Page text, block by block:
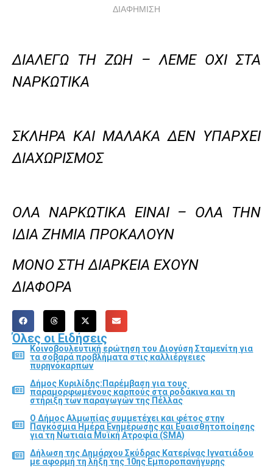
ΔΙΑΦΗΜΙΣΗ
ΔΙΑΛΕΓΩ ΤΗ ΖΩΗ – ΛΕΜΕ ΟΧΙ ΣΤΑ
ΝΑΡΚΩΤΙΚΑ
ΣΚΛΗΡΑ ΚΑΙ ΜΑΛΑΚΑ ΔΕΝ ΥΠΑΡΧΕΙ
ΔΙΑΧΩΡΙΣΜΟΣ
ΟΛΑ ΝΑΡΚΩΤΙΚΑ ΕΙΝΑΙ – ΟΛΑ ΤΗΝ
ΙΔΙΑ ΖΗΜΙΑ ΠΡΟΚΑΛΟΥΝ
ΜΟΝΟ ΣΤΗ ΔΙΑΡΚΕΙΑ ΕΧΟΥΝ
ΔΙΑΦΟΡΑ
Όλες οι Ειδήσεις
Κοινοβουλευτική ερώτηση του Διονύση Σταμενίτη για
τα σοβαρά προβλήματα στις καλλιέργειες
πυρηνόκαρπων
Δήμος Κυριλίδης:Παρέμβαση για τους
παραμορφωμένους καρπούς στα ροδάκινα και τη
στήριξη των παραγωγών της Πέλλας
Ο Δήμος Αλμωπίας συμμετέχει και φέτος στην
Παγκόσμια Ημέρα Ενημέρωσης και Ευαισθητοποίησης
για τη Νωτιαία Μυϊκή Ατροφία (SMA)
Δήλωση της Δημάρχου Σκύδρας Κατερίνας Ιγνατιάδου
με αφορμή τη λήξη της 10ης Εμποροπανήγυρης